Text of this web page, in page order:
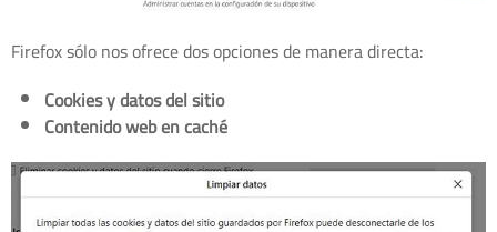
Firefox sólo nos ofrece dos opciones de manera directa:
Cookies y datos del sitio
Contenido web en caché